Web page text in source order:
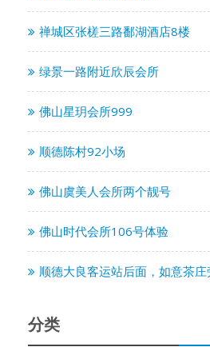
禅城区张槎三路鄱湖酒店8楼
绿景一路附近欣辰会所
佛山星玥会所999
顺德陈村92小场
佛山虞美人会所两个靓号
佛山时代会所106号体验
顺德大良客运站后面，如意茶
分类